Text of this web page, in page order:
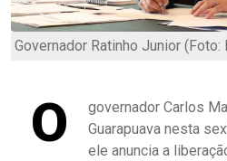
Governador Ratinho Junior
O
governador Carlos
Guarapuava nesta
ele anuncia a